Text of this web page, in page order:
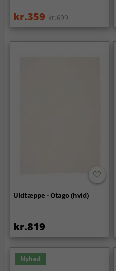
kr.359 kr.699
Uldtæppe - Otago (hvid)
kr.819
Nyhed